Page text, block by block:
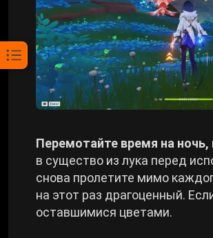
Перемотайте время на ночь,
в существо из лука перед
снова пролетите мимо
на этот раз драгоценный.
оставшимися цветами.